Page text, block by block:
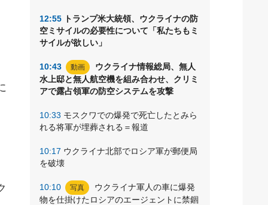
12:55 トランプ米大統領、ウクライナの防
空ミサイルの必要性について「私たちもミ
サイルが欲しい」
10:43 動画
ウクライナ情報総局、無人
水上邸と無人航空機を組み合わせ、クリミ
アで露占領軍の防空システムを攻撃
10:33 モスクワでの爆発で死亡したとみら
れる将軍が埋葬される＝報道
10:17 ウクライナ北部でロシア軍が郵便局
を破壊
10:10 写真
ウクライナ軍人の車に爆発
物を仕掛けたロシアのエージェントに禁錮